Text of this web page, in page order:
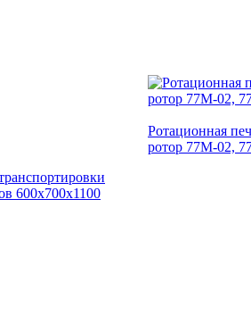
600х700х1100
Ротационная
ротор 77M-02,